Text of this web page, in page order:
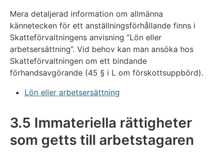
Mera detaljerad information om allmänna
kännetecken för ett anställningsförhållande finns i
Skatteförvaltningens anvisning ”Lön eller
arbetsersättning”. Vid behov kan man ansöka hos
Skatteförvaltningen om ett bindande
förhandsavgörande (45 § i L om förskottsuppbörd).
Lön eller arbetsersättning
3.5 Immateriella rättigheter
som getts till arbetstagaren